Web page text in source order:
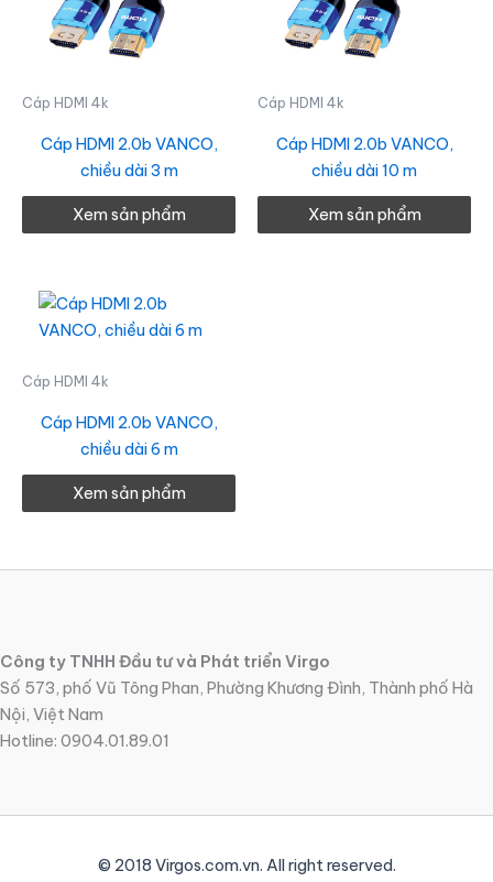
Cáp HDMI 4k
Cáp HDMI 2.0b VANCO,
chiều dài 3 m
Xem sản phẩm
Cáp HDMI 4k
Cáp HDMI 2.0b VANCO,
chiều dài 10 m
Xem sản phẩm
Cáp HDMI 4k
Cáp HDMI 2.0b VANCO,
chiều dài 6 m
Xem sản phẩm
Công ty TNHH Đầu tư và Phát triển Virgo
Số 573, phố Vũ Tông Phan, Phường Khương Đình, Thành phố Hà
Nội, Việt Nam
Hotline: 0904.01.89.01
© 2018 Virgos.com.vn. All right reserved.